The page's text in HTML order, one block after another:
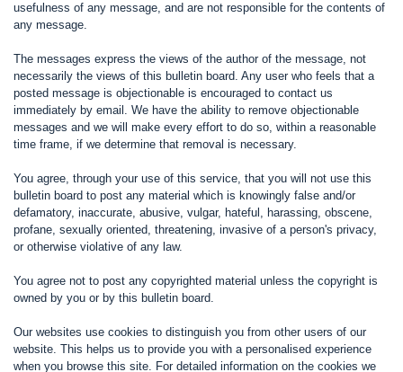
usefulness of any message, and are not responsible for the contents of
any message.
The messages express the views of the author of the message, not
necessarily the views of this bulletin board. Any user who feels that a
posted message is objectionable is encouraged to contact us
immediately by email. We have the ability to remove objectionable
messages and we will make every effort to do so, within a reasonable
time frame, if we determine that removal is necessary.
You agree, through your use of this service, that you will not use this
bulletin board to post any material which is knowingly false and/or
defamatory, inaccurate, abusive, vulgar, hateful, harassing, obscene,
profane, sexually oriented, threatening, invasive of a person's privacy,
or otherwise violative of any law.
You agree not to post any copyrighted material unless the copyright is
owned by you or by this bulletin board.
Our websites use cookies to distinguish you from other users of our
website. This helps us to provide you with a personalised experience
when you browse this site. For detailed information on the cookies we